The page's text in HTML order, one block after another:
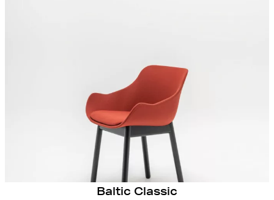
Baltic Classic